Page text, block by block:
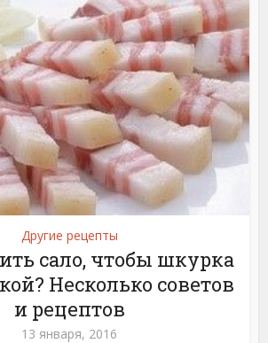
Другие рецепты
сало, чтобы шкурка
Несколько советов
и рецептов
13 января, 2016